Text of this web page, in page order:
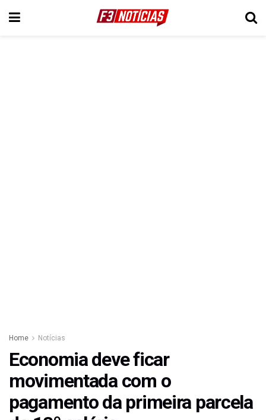
Home Notícias
Economia deve ficar
movimentada com o
pagamento da primeira parcela